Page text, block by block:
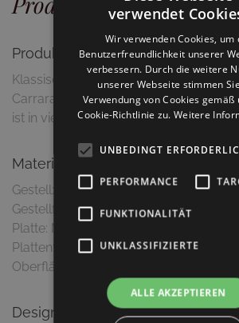
Produktbeschreibung
Klassischer Kaffeehaustisch mit
Carrara und schwarzem
ist in vielen Marmorarten erhältlich.
Material & Ausführung
Gestell: Gusseisen
Gestellfarbe: Schwarz,
Platte: Marmor Bianco Carrara
Plattenfarbe: Marmor Bianco Carrara
Oberfläche: Polyesterschutzschicht,
Design
verwendet
Wir verwenden Cookies, um
Benutzerfreundlichkeit unserer
verbessern. Durch die weitere
unserer Webseite stimmen
Verwendung von Cookies gemäß
Cookie-Richtlinie zu.Weitere
UNBEDINGT
PERFORMANCE
FUNKTIONALITÄT
UNKLASSIFIZIERTE
ALLE AKZEPTIEREN